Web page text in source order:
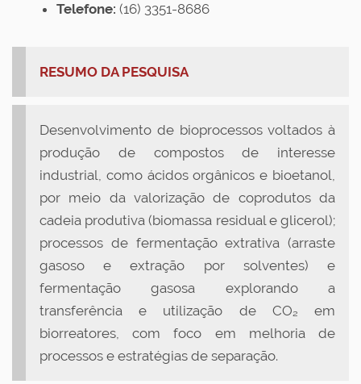
Telefone: (16) 3351-8686
RESUMO DA PESQUISA
Desenvolvimento de bioprocessos voltados à
produção de compostos de interesse
industrial, como ácidos orgânicos e bioetanol,
por meio da valorização de coprodutos da
cadeia produtiva (biomassa residual e glicerol);
processos de fermentação extrativa (arraste
gasoso e extração por solventes) e
fermentação gasosa explorando a
transferência e utilização de CO₂ em
biorreatores, com foco em melhoria de
processos e estratégias de separação.